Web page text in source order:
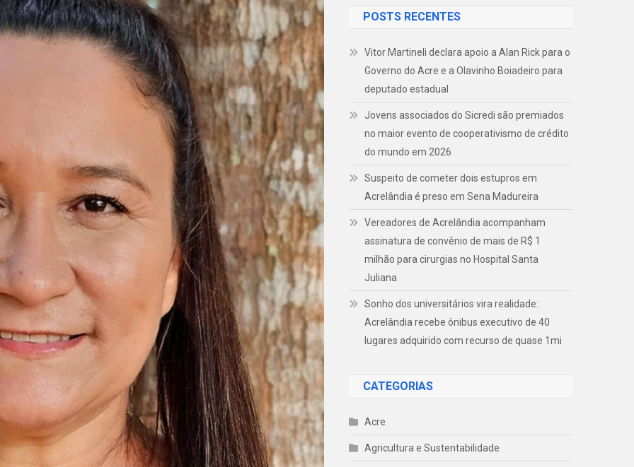
POSTS RECENTES
Vitor Martineli declara apoio a Alan Rick para o
Governo do Acre e a Olavinho Boiadeiro para
deputado estadual
Jovens associados do Sicredi são premiados
no maior evento de cooperativismo de crédito
do mundo em 2026
Suspeito de cometer dois estupros em
Acrelândia é preso em Sena Madureira
Vereadores de Acrelândia acompanham
assinatura de convênio de mais de R$ 1
milhão para cirurgias no Hospital Santa
Juliana
Sonho dos universitários vira realidade:
Acrelândia recebe ônibus executivo de 40
lugares adquirido com recurso de quase 1mi
CATEGORIAS
Acre
Agricultura e Sustentabilidade